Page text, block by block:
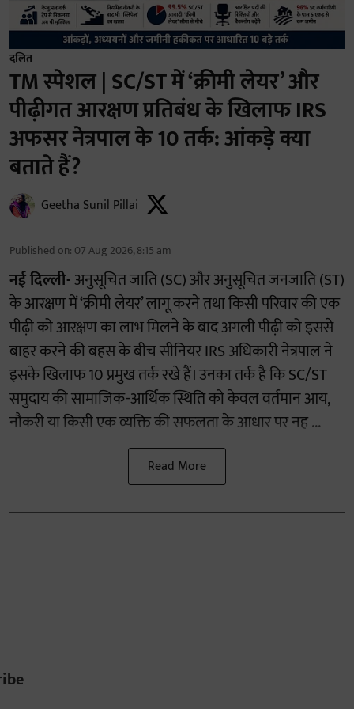
दलित
TM स्पेशल | SC/ST में ‘क्रीमी लेयर’ और
पीढ़ीगत आरक्षण प्रतिबंध के खिलाफ IRS
अफसर नेत्रपाल के 10 तर्क: आंकड़े क्या
बताते हैं?
Geetha Sunil Pillai
Published on: 07 Aug 2026, 8:15 am
नई दिल्ली-अनुसूचित जाति (SC) और अनुसूचित जनजाति (ST)
के आरक्षण में ‘क्रीमी लेयर’ लागू करने तथा किसी परिवार की एक
पीढ़ी को आरक्षण का लाभ मिलने के बाद अगली पीढ़ी को इससे
बाहर करने की बहस के बीच सीनियर IRS अधिकारी नेत्रपाल ने
इसके खिलाफ 10 प्रमुख तर्क रखे हैं। उनका तर्क है कि SC/ST
समुदाय की सामाजिक-आर्थिक स्थिति को केवल वर्तमान आय,
नौकरी या किसी एक व्यक्ति की सफलता के आधार पर नह ...
Read More